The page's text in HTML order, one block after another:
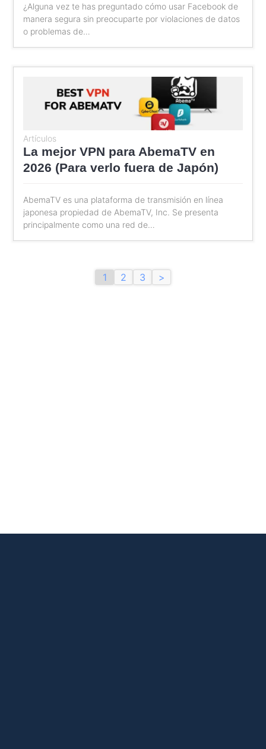
¿Alguna vez te has preguntado cómo usar Facebook de
manera segura sin preocuparte por violaciones de datos
o problemas de…
Artículos
La mejor VPN para AbemaTV en
2026 (Para verlo fuera de Japón)
AbemaTV es una plataforma de transmisión en línea
japonesa propiedad de AbemaTV, Inc. Se presenta
principalmente como una red de…
1 2 3 >